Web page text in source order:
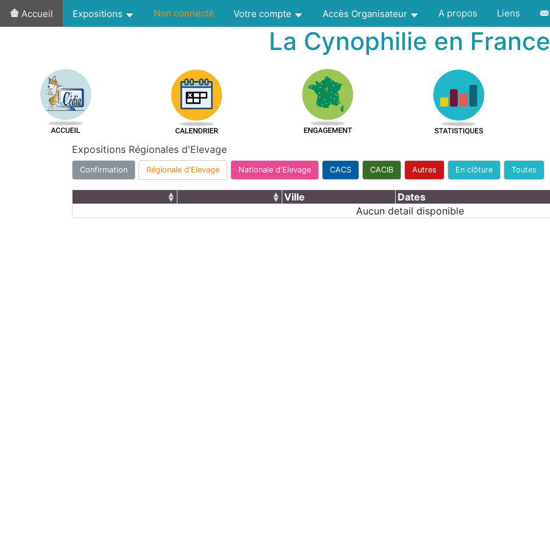
Accueil Expositions Non connecté Votre compte Accès Organisateur A propos Liens
La Cynophilie en France
Expositions Régionales d'Elevage
Confirmation Régionale d'Elevage Nationale d'Elevage CACS CACIB Autres En clôture Toutes
Ville Dates
Aucun detail disponible